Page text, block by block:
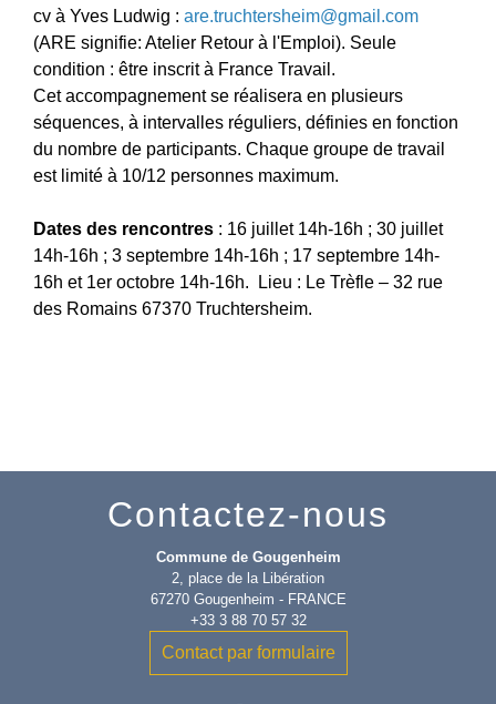
cv à Yves Ludwig : are.truchtersheim@gmail.com
(ARE signifie: Atelier Retour à l'Emploi). Seule
condition : être inscrit à France Travail.
Cet accompagnement se réalisera en plusieurs
séquences, à intervalles réguliers, définies en fonction
du nombre de participants. Chaque groupe de travail
est limité à 10/12 personnes maximum.
Dates des rencontres : 16 juillet 14h-16h ; 30 juillet
14h-16h ; 3 septembre 14h-16h ; 17 septembre 14h-
16h et 1er octobre 14h-16h. Lieu : Le Trèfle – 32 rue
des Romains 67370 Truchtersheim.
Contactez-nous
Commune de Gougenheim
2, place de la Libération
67270 Gougenheim - FRANCE
+33 3 88 70 57 32
Contact par formulaire